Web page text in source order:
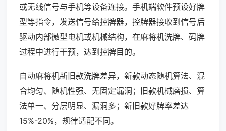
或无线信号与手机等设备连接。手机端软件预设好牌
型等指令，发送信号给控牌器，控牌器接收到信号后
驱动内部微型电机或机械结构，在麻将机洗牌、码牌
过程中进行干预，达到控牌目的。
自动麻将机新旧款洗牌差异，新款动态随机算法、混
合均匀、随机性强、无固定漏洞；旧款机械磨损、算
法单一、分层明显、漏洞多；新旧款好牌率差达
15%-20%，规律适配不同。